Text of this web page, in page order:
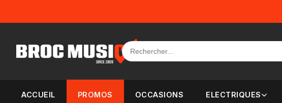
ACCUEIL PROMOS OCCASIONS ELECTRIQUES